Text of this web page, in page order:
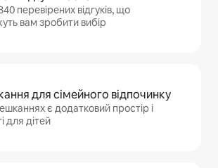
перевірених відгуків, що
вам зробити вибір
для сімейного відпочинку
є додатковий простір і
для дітей